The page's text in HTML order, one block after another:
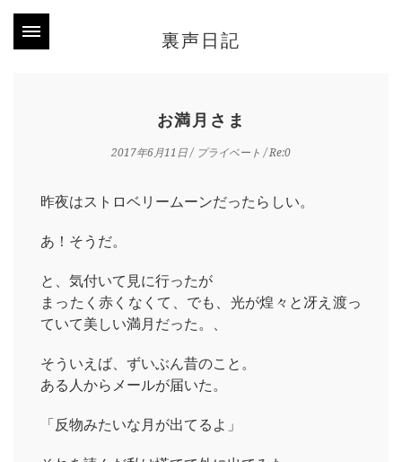
裏声日記
お満月さま
2017年6月11日/ プライベート / Re:0
昨夜はストロベリームーンだったらしい。
あ！そうだ。
と、気付いて見に行ったが
まったく赤くなくて、でも、光が煌々と冴え渡っ
ていて美しい満月だった。、
そういえば、ずいぶん昔のこと。
ある人からメールが届いた。
「反物みたいな月が出てるよ」